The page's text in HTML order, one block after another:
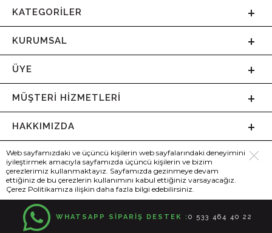
KATEGORILER
KURUMSAL
ÜYE
MÜŞTERI HIZMETLERI
HAKKIMIZDA
Web sayfamızdaki ve üçüncü kişilerin web sayfalarındaki deneyimini
iyileştirmek amacıyla sayfamızda üçüncü kişilerin ve bizim
çerezlerimiz kullanmaktayız. Sayfamızda gezinmeye devam
ettiğiniz de bu çerezlerin kullanımını kabul ettiğiniz varsayacağız.
Çerez Politikamıza ilişkin daha fazla bilgi edebilirsiniz.
WHATSAPP SİPARİŞ DESTEK :0 533 464 40 22